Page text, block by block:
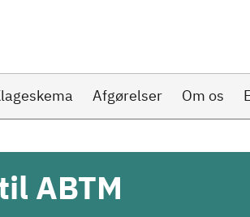
Afgørelser Om os
ABTM